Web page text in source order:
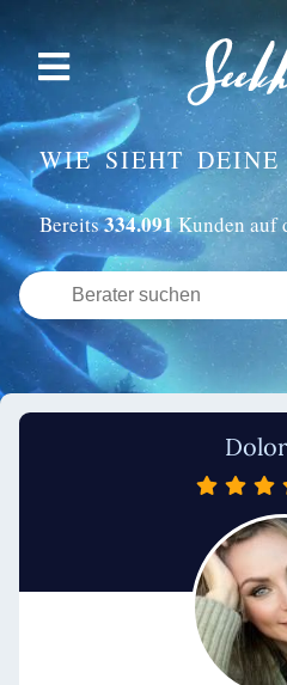
WIE SIEHT
Bereits334.091Kunden auf